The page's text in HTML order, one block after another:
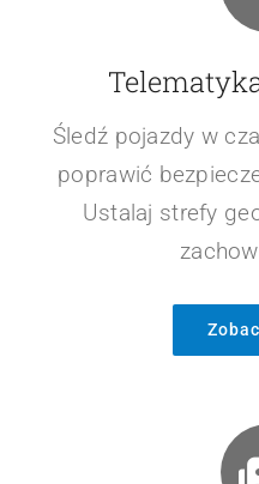
Śledź pojazdy w
poprawić
Ustalaj strefy